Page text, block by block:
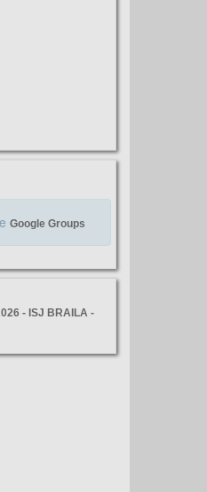
Google Groups
- ISJ BRAILA -